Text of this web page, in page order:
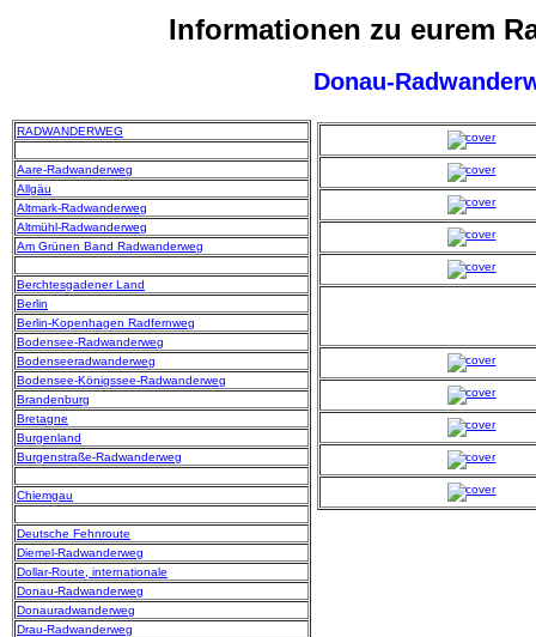
Informationen zu eurem
Donau-
RADWANDERWEG
Aare-Radwanderweg
Allgäu
Altmark-Radwanderweg
Altmühl-Radwanderweg
Am Grünen Band Radwanderweg
Berchtesgadener Land
Berlin
Berlin-Kopenhagen Radfernweg
Bodensee-Radwanderweg
Bodenseeradwanderweg
Bodensee-Königssee-Radwanderweg
Brandenburg
Bretagne
Burgenland
Burgenstraße-Radwanderweg
Chiemgau
Deutsche Fehnroute
Diemel-Radwanderweg
Dollar-Route, internationale
Donau-Radwanderweg
Donauradwanderweg
Drau-Radwanderweg